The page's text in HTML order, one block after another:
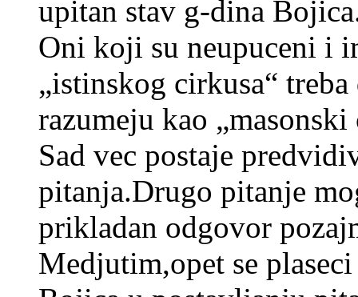
upitan stav g-dina
Oni koji su neupuceni i
„istinskog cirkusa“
razumeju kao „masonski
Sad vec postaje
pitanja.Drugo pitanje
prikladan odgovor
Medjutim,opet se